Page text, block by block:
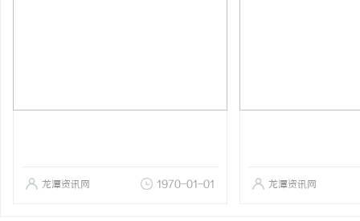
龙潭资讯网 1970-01-01 龙潭资讯网